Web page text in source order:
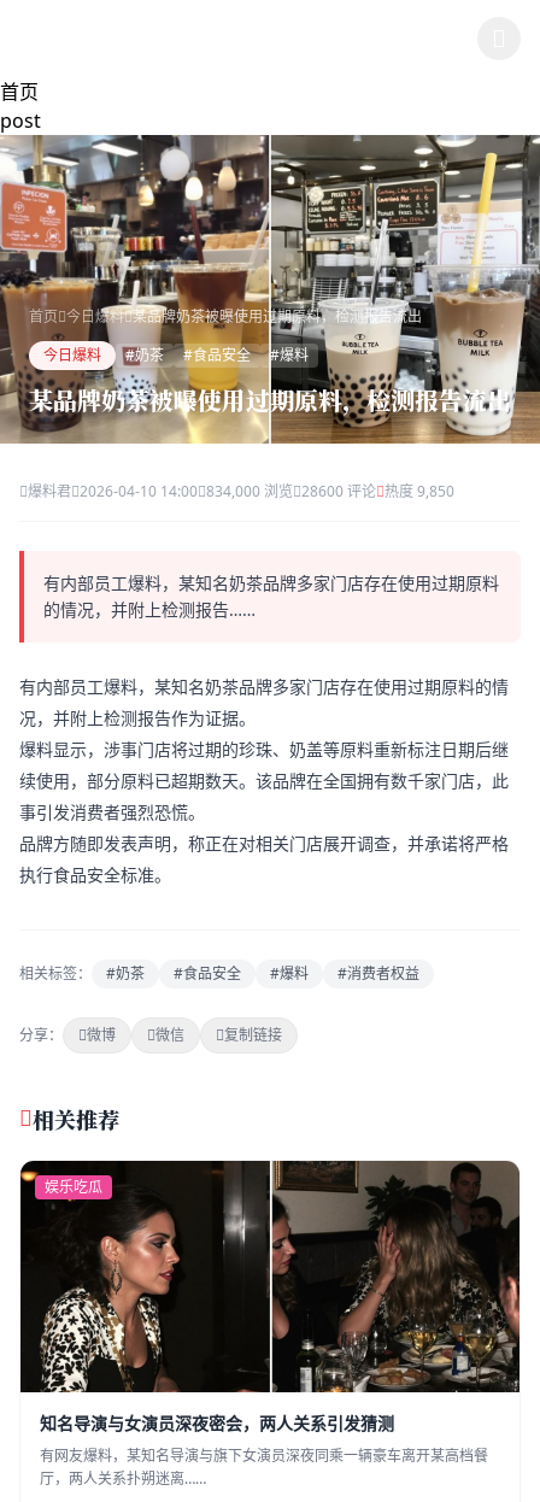
首页
post
首页 今日爆料 某品牌奶茶被曝使用过期原料，检测报告流出
今日爆料
#奶茶 #食品安全 #爆料
某品牌奶茶被曝使用过期原料，检测报告流出
爆料君 2026-04-10 14:00 834,000 浏览 28600 评论 热度 9,850
有内部员工爆料，某知名奶茶品牌多家门店存在使用过期原料
的情况，并附上检测报告……
有内部员工爆料，某知名奶茶品牌多家门店存在使用过期原料的情
况，并附上检测报告作为证据。
爆料显示，涉事门店将过期的珍珠、奶盖等原料重新标注日期后继
续使用，部分原料已超期数天。该品牌在全国拥有数千家门店，此
事引发消费者强烈恐慌。
品牌方随即发表声明，称正在对相关门店展开调查，并承诺将严格
执行食品安全标准。
相关标签： #奶茶 #食品安全 #爆料 #消费者权益
分享： 微博 微信 复制链接
相关推荐
娱乐吃瓜
知名导演与女演员深夜密会，两人关系引发猜测
有网友爆料，某知名导演与旗下女演员深夜同乘一辆豪车离开某高档餐
厅，两人关系扑朔迷离……